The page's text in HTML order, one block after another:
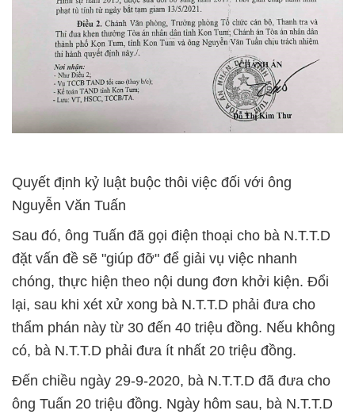
Quyết định kỷ luật buộc thôi việc đối với ông
Nguyễn Văn Tuấn
Sau đó, ông Tuấn đã gọi điện thoại cho bà N.T.T.D
đặt vấn đề sẽ "giúp đỡ" để giải vụ việc nhanh
chóng, thực hiện theo nội dung đơn khởi kiện. Đổi
lại, sau khi xét xử xong bà N.T.T.D phải đưa cho
thẩm phán này từ 30 đến 40 triệu đồng. Nếu không
có, bà N.T.T.D phải đưa ít nhất 20 triệu đồng.
Đến chiều ngày 29-9-2020, bà N.T.T.D đã đưa cho
ông Tuấn 20 triệu đồng. Ngày hôm sau, bà N.T.T.D